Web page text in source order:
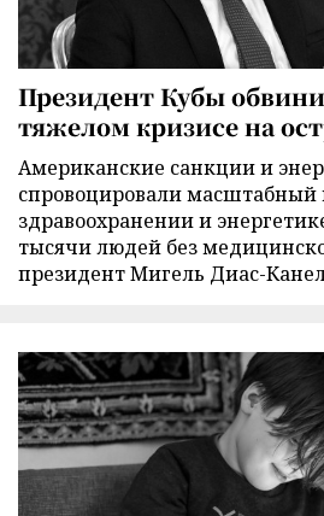
Президент Кубы
тяжелом кризисе на
Американские санкции и
спровоцировали масштабный
здравоохранении и
тысячи людей без
президент Мигель Диас-